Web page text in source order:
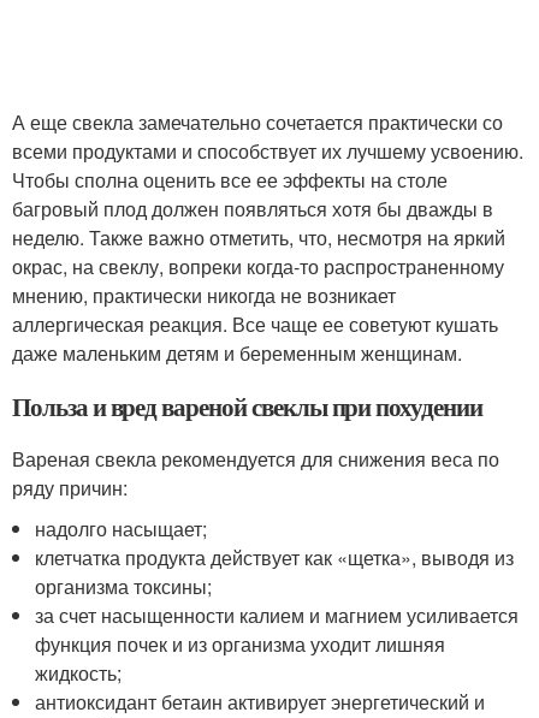
А еще свекла замечательно сочетается практически со
всеми продуктами и способствует их лучшему усвоению.
Чтобы сполна оценить все ее эффекты на столе
багровый плод должен появляться хотя бы дважды в
неделю. Также важно отметить, что, несмотря на яркий
окрас, на свеклу, вопреки когда-то распространенному
мнению, практически никогда не возникает
аллергическая реакция. Все чаще ее советуют кушать
даже маленьким детям и беременным женщинам.
Польза и вред вареной свеклы при похудении
Вареная свекла рекомендуется для снижения веса по
ряду причин:
надолго насыщает;
клетчатка продукта действует как «щетка», выводя из
организма токсины;
за счет насыщенности калием и магнием усиливается
функция почек и из организма уходит лишняя
жидкость;
антиоксидант бетаин активирует энергетический и